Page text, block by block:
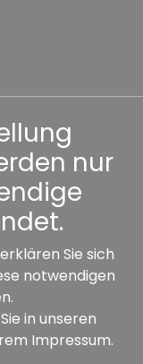
nur
Sie sich
notwendigen
in unseren
Impressum.